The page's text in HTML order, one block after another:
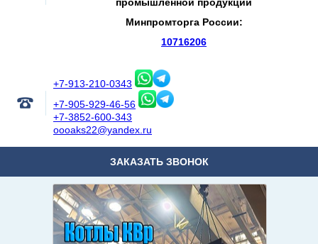
Минпромторга России:
10716206
+7-913-210-0343
+7-905-929-46-56
+7-3852-600-343
oooaks22@yandex.ru
ЗАКАЗАТЬ ЗВОНОК